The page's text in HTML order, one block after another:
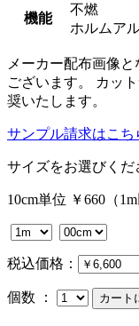
機能
不燃
ホルムア
メーカー配布画像
ございます。 カッ
奨いたします。
サンプル請求はこち
サイズをお選びくだ
10cm単位 ￥660（
税込価格：
個数 ：